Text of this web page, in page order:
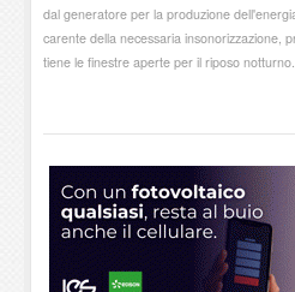
dal generatore per la produzione
carente della necessaria insonorizzazione,
tiene le finestre aperte per il riposo notturno.